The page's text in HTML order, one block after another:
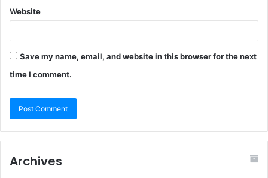
Website
Save my name, email, and website in this browser for the next
time I comment.
Archives